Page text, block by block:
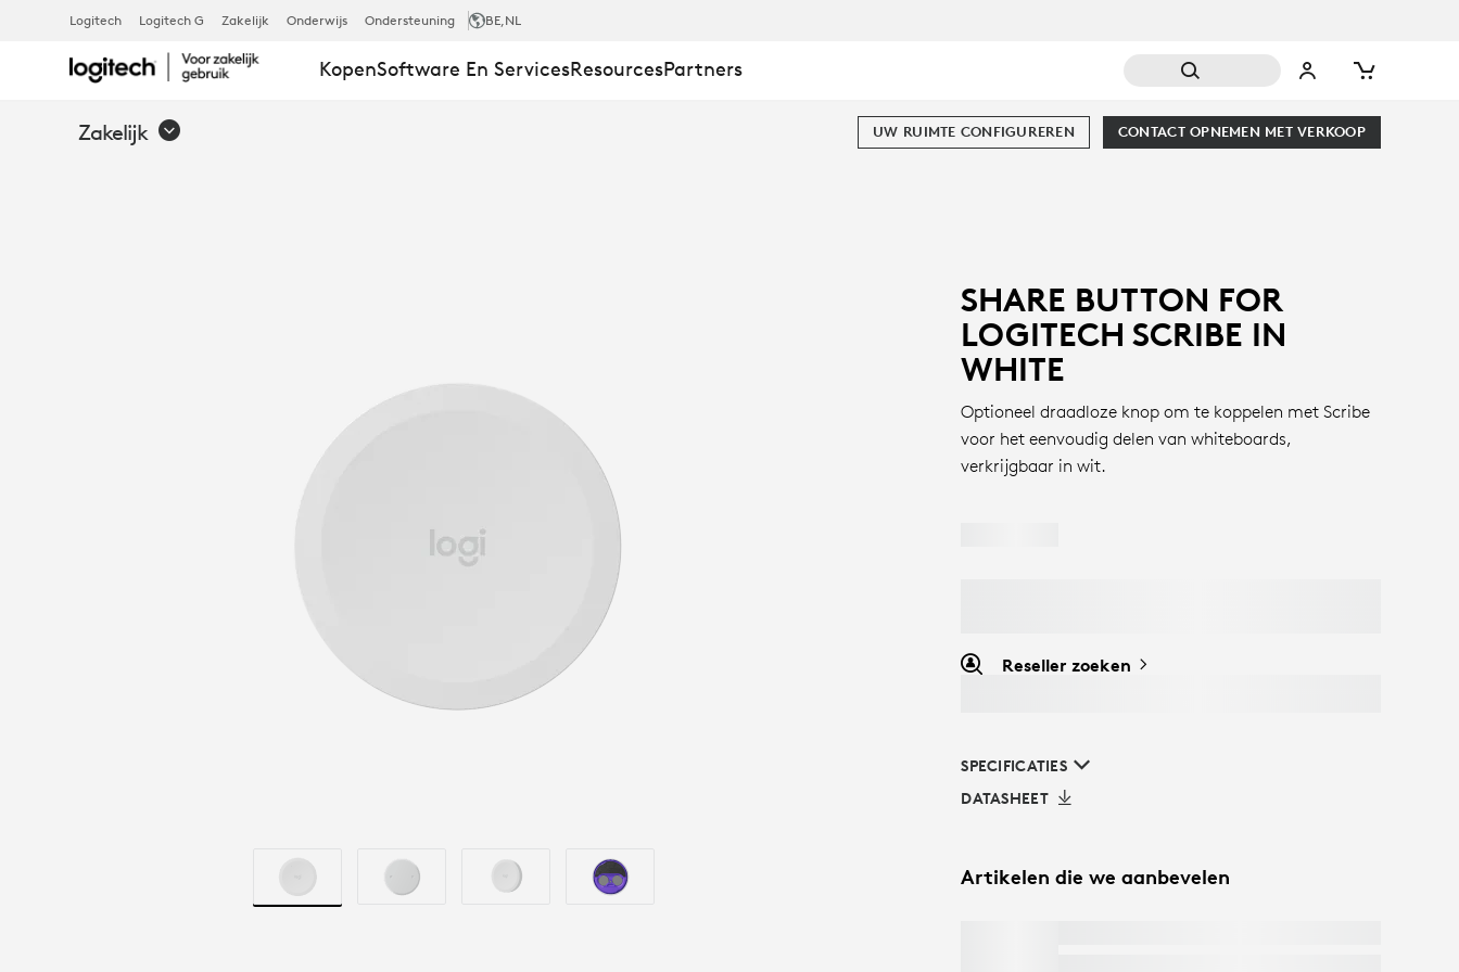
DEELKNOP
VOOR
Logitech Logitech G Zakelijk Onderwijs Ondersteuning BE,NL
KopenSoftware En ServicesResourcesPartners
Zakelijk CONTACT OPNEMEN MET VERKOOP
UW RUIMTE CONFIGUREREN
SHARE BUTTON FOR
LOGITECH SCRIBE IN
WHITE
Optioneel draadloze knop om te koppelen met Scribe
voor het eenvoudig delen van whiteboards,
verkrijgbaar in wit.
Reseller zoeken
SPECIFICATIES
DATASHEET
Artikelen die we aanbevelen